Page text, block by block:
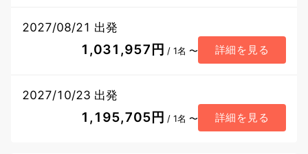
2027/08/21 出発
1,031,957円 / 1名 〜 詳細を見る
2027/10/23 出発
1,195,705円 / 1名 〜 詳細を見る